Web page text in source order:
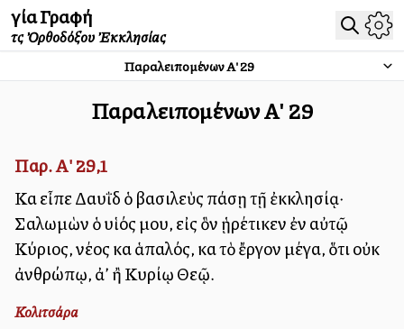
Ἁγία Γραφή
τῆς Ὀρθοδόξου Ἐκκλησίας
Παραλειπομένων Α'29
Παραλειπομένων Α' 29
Παρ. Α' 29,1
Καὶ εἶπε Δαυῒδ ὁ βασιλεὺς πάσῃ τῇ ἐκκλησίᾳ·
Σαλωμὼν ὁ υἱός μου, εἰς ὃν ᾑρέτικεν ἐν αὐτῷ
Κύριος, νέος καὶ ἁπαλός, καὶ τὸ ἔργον μέγα, ὅτι οὐκ
ἀνθρώπῳ, ἀλλ’ ἢ Κυρίῳ Θεῷ.
Κολιτσάρα